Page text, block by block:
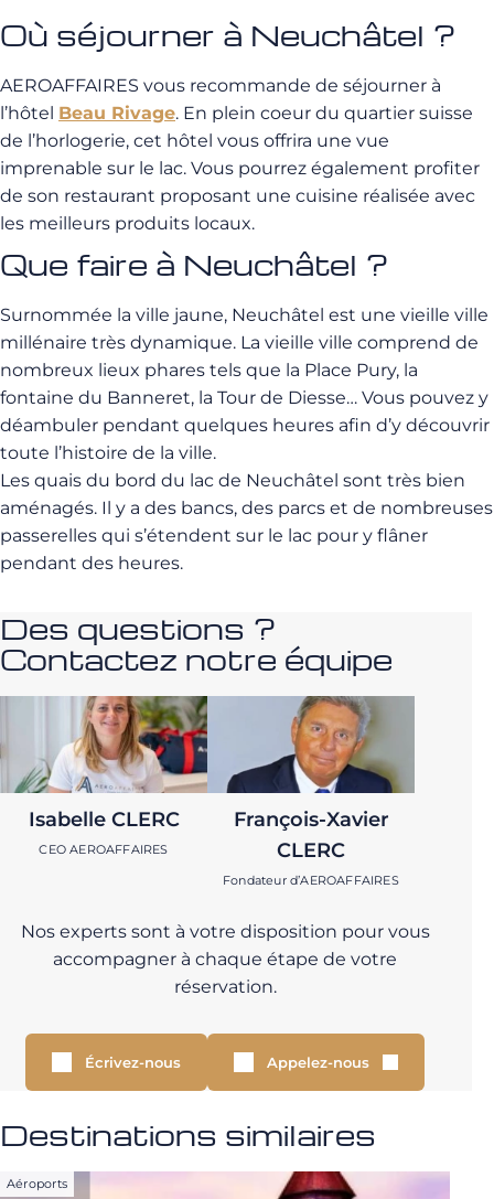
Où séjourner à Neuchâtel ?
AEROAFFAIRES vous recommande de séjourner à
l’hôtel Beau Rivage. En plein coeur du quartier suisse
de l’horlogerie, cet hôtel vous offrira une vue
imprenable sur le lac. Vous pourrez également profiter
de son restaurant proposant une cuisine réalisée avec
les meilleurs produits locaux.
Que faire à Neuchâtel ?
Surnommée la ville jaune, Neuchâtel est une vieille ville
millénaire très dynamique. La vieille ville comprend de
nombreux lieux phares tels que la Place Pury, la
fontaine du Banneret, la Tour de Diesse… Vous pouvez y
déambuler pendant quelques heures afin d’y découvrir
toute l’histoire de la ville.
Les quais du bord du lac de Neuchâtel sont très bien
aménagés. Il y a des bancs, des parcs et de nombreuses
passerelles qui s’étendent sur le lac pour y flâner
pendant des heures.
Des questions ?
Contactez notre équipe
Isabelle CLERC
CEO AEROAFFAIRES
François-Xavier
CLERC
Fondateur d’AEROAFFAIRES
Nos experts sont à votre disposition pour vous
accompagner à chaque étape de votre
réservation.
Écrivez-nous Appelez-nous
Destinations similaires
Aéroports